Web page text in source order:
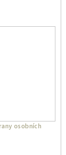
osobních